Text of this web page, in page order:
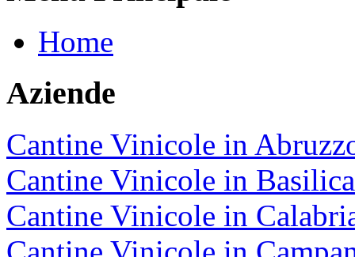
Home
Aziende
Cantine Vinicole in
Cantine Vinicole in
Cantine Vinicole in